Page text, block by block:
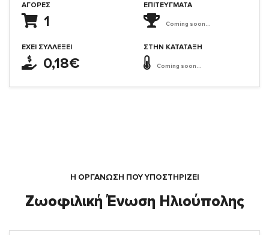
ΑΓΟΡΈΣ
1
ΈΧΕΙ ΣΥΛΛΈΞΕΙ
0,18€
ΕΠΙΤΕΎΓΜΑΤΑ
Coming soon...
ΣΤΗΝ ΚΑΤΆΤΑΞΗ
Coming soon...
Η ΟΡΓΆΝΩΣΗ ΠΟΥ ΥΠΟΣΤΗΡΙΖΕΙ
Ζωοφιλική Ένωση Ηλιούπολης